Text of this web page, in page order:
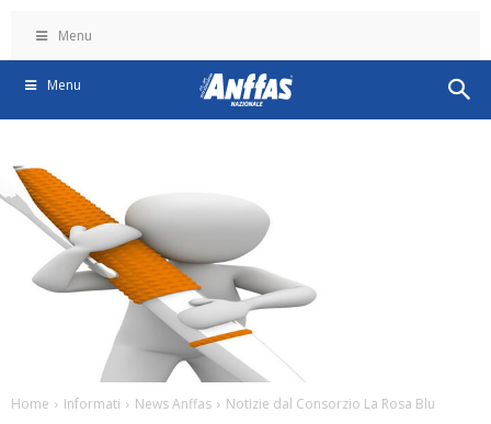
Menu
Menu
Home Informati News Anffas Notizie dal Consorzio La Rosa Blu